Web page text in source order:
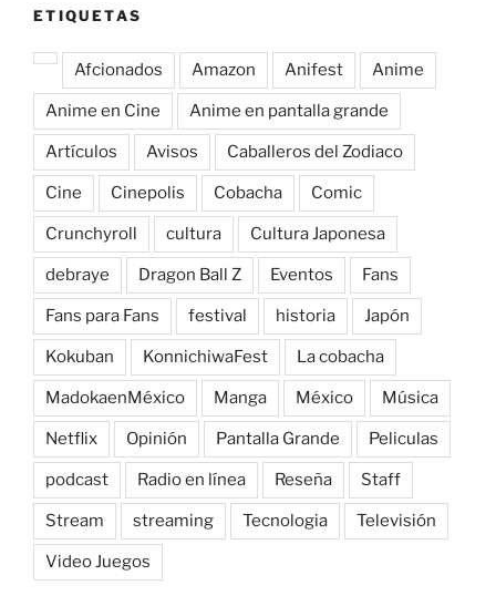
ETIQUETAS
Afcionados Amazon Anifest Anime
Anime en Cine Anime en pantalla grande
Artículos Avisos Caballeros del Zodiaco
Cine Cinepolis Cobacha Comic
Crunchyroll cultura Cultura Japonesa
debraye Dragon Ball Z Eventos Fans
Fans para Fans festival historia Japón
Kokuban KonnichiwaFest La cobacha
MadokaenMéxico Manga México Música
Netflix Opinión Pantalla Grande Peliculas
podcast Radio en línea Reseña Staff
Stream streaming Tecnologia Televisión
Video Juegos